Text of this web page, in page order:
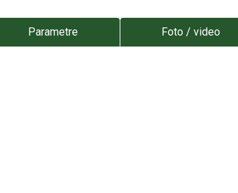
Parametre Foto / video